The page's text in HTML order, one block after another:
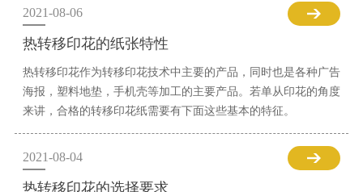
2021-08-06
热转移印花的纸张特性
热转移印花作为转移印花技术中主要的产品，同时也是各种广告
海报，塑料地垫，手机壳等加工的主要产品。若单从印花的角度
来讲，合格的转移印花纸需要有下面这些基本的特征。
2021-08-04
热转移印花的选择要求